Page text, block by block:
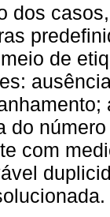
dos
de
do
com